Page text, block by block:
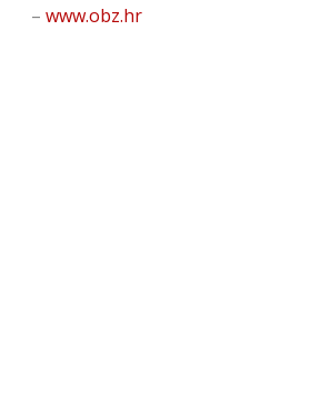
– www.obz.hr